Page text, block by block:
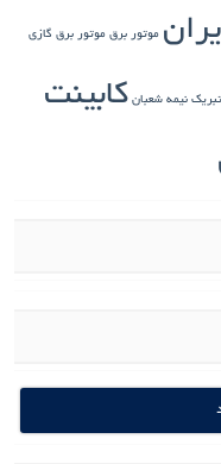
موتور برق موتور برق گازی
نیمه شعبان کابینت